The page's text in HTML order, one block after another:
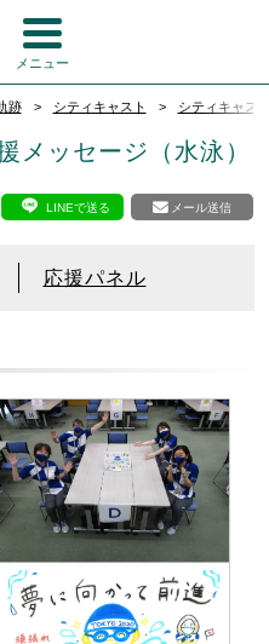
メニュー
跡 シティキャスト シティキャス
メッセージ（水泳）
LINEで送る メール送信
応援パネル